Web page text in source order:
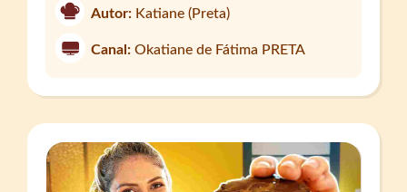
Autor: Katiane (Preta)
Canal: Okatiane de Fátima PRETA